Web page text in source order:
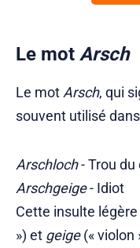
Le mot Arsch
Le mot Arsch, qui
souvent utilisé
Arschloch- Trou du
Arschgeige- Idiot
Cette insulte
») et geige(« violon